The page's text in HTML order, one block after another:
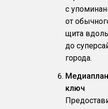
с
от
щита
до
города.
ключ